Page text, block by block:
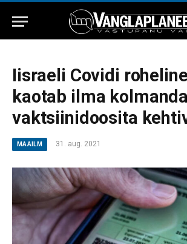
Iisraeli Covidi
kaotab ilma kolmanda
vaktsiinidoosita
MAAILM 31. aug. 2021